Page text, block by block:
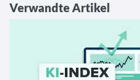
Verwandte Artikel